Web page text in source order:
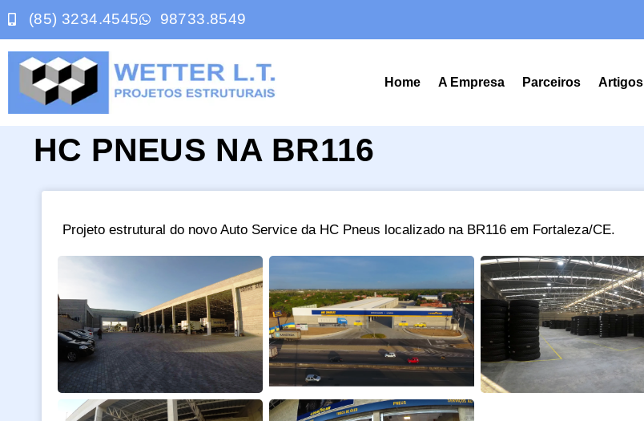
(85) 3234.4545 98733.8549
Home A Empresa Parceiros Artigos
HC PNEUS NA BR116
Projeto estrutural do novo Auto Service da HC Pneus localizado na BR116 em Fortaleza/CE.